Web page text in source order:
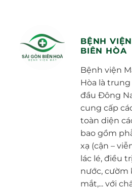
BỆNH
BIÊN HÒA
Bệnh viện
Hòa là
đầu Đông
cung cấp
toàn diện
bao gồm
xạ (cận –
lác lé, điều
nước, cườm
mắt,... với